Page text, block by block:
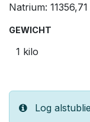
Natrium:
GEWICHT
Log